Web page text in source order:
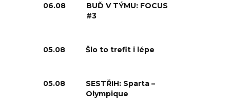
06.08
BUĎ V TÝMU: FOCUS
#3
05.08 Šlo to trefit i lépe
05.08
SESTŘIH: Sparta –
Olympique